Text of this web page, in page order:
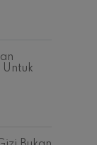
Untuk